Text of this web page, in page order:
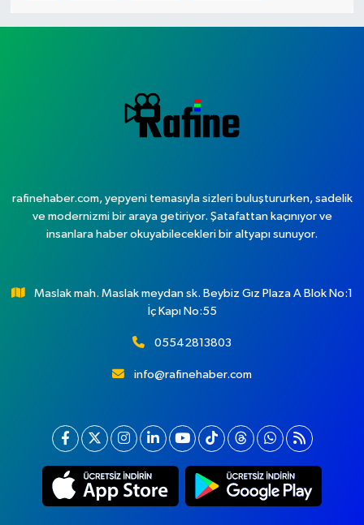
rafinehaber.com, yepyeni temasıyla sizleri buluştururken, sadelik
ve modernizmi bir araya getiriyor. Şatafattan kaçınıyor ve
insanlara haber okuyabilecekleri bir altyapı sunuyor.
Maslak mah. Maslak meydan sk. Beybiz Gız Plaza A Blok No:1
İç Kapı No:55
05542813803
info@rafinehaber.com